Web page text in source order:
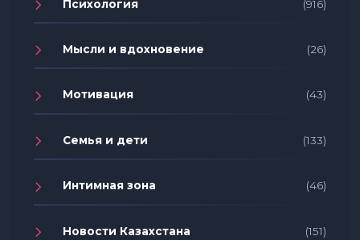
Психология (916)
Мысли и вдохновение (26)
Мотивация (43)
Семья и дети (133)
Интимная зона (46)
Новости Казахстана (151)